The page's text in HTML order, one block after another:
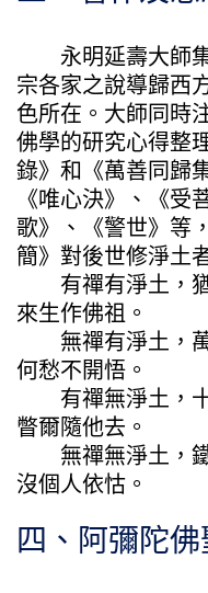
永明延壽大師集
宗各家之說導歸西
色所在。大師同時
佛學的研究心得整
錄》和《萬善同歸
《唯心決》、《受
歌》、《警世》等
簡》對後世修淨土
有禪有淨土，猶
來生作佛祖。
無禪有淨土，萬
何愁不開悟。
有禪無淨土，十
瞥爾隨他去。
無禪無淨土，鐵
沒個人依怙。
四、阿彌陀